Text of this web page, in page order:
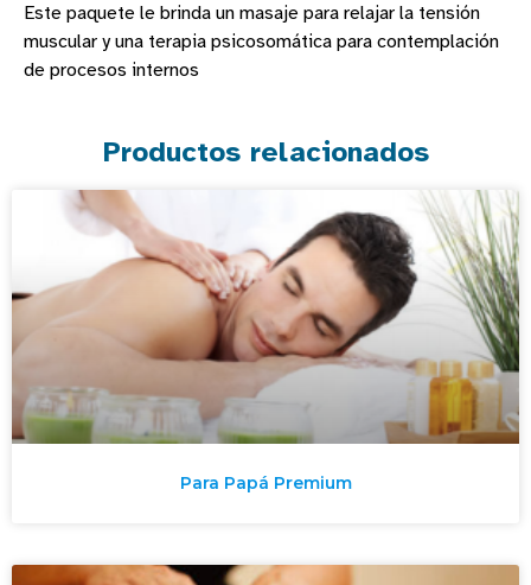
Este paquete le brinda un masaje para relajar la tensión
muscular y una terapia psicosomática para contemplación
de procesos internos
Productos relacionados
Para Papá Premium